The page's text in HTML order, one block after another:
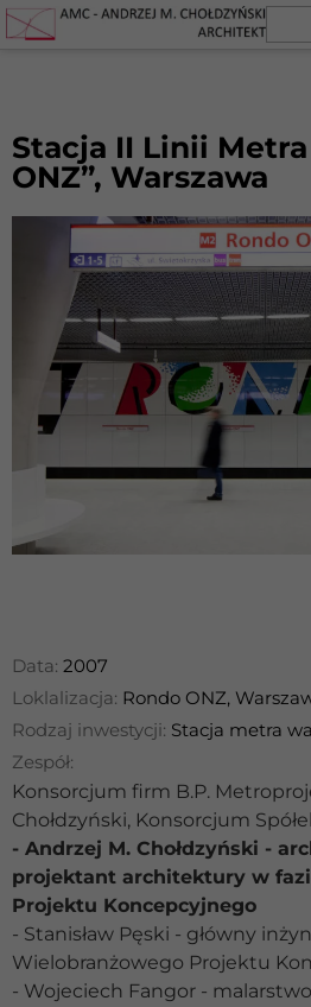
Stacja II Linii Metra
ONZ”, Warszawa
Data: 2007
Loklalizacja: Rondo ONZ,
Rodzaj inwestycji: Stacja metra
Zespół:
Konsorcjum firm B.P.
Chołdzyński, Konsorcjum
- Andrzej M. Chołdzyński -
projektant architektury w
Projektu Koncepcyjnego
- Stanisław Pęski - główny
Wielobranżowego Projektu
- Wojeciech Fangor -